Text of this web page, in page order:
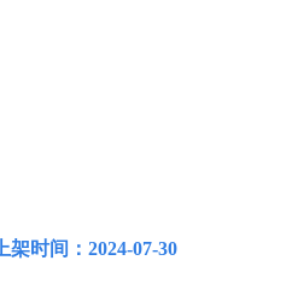
上架时间：2024-07-30